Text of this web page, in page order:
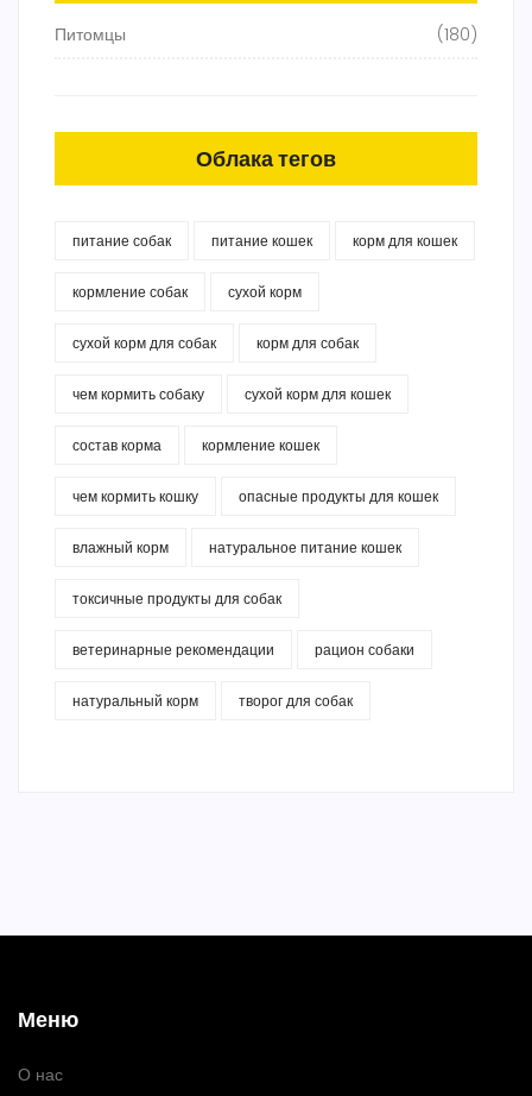
Питомцы (180)
Облака тегов
питание собак питание кошек корм для кошек
кормление собак сухой корм
сухой корм для собак корм для собак
чем кормить собаку сухой корм для кошек
состав корма кормление кошек
чем кормить кошку опасные продукты для кошек
влажный корм натуральное питание кошек
токсичные продукты для собак
ветеринарные рекомендации рацион собаки
натуральный корм творог для собак
Меню
О нас